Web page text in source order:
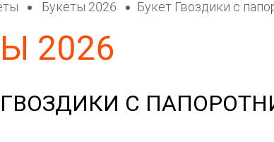
Букеты 2026 Букет Гвоздики с
2026
ГВОЗДИКИ С